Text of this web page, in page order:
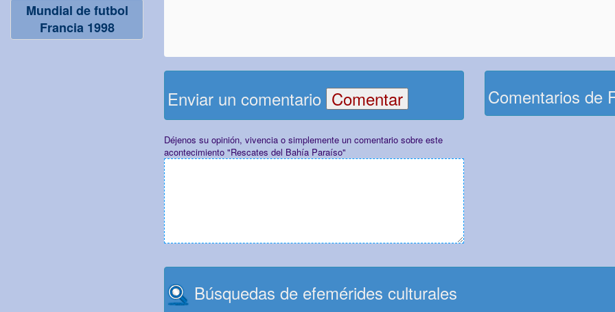
Mundial de futbol
Francia 1998
Enviar un comentario
Déjenos su opinión, vivencia o simplemente un comentario sobre este
acontecimiento "Rescates del Bahía Paraíso"
Comentarios de
Búsquedas de efemérides culturales